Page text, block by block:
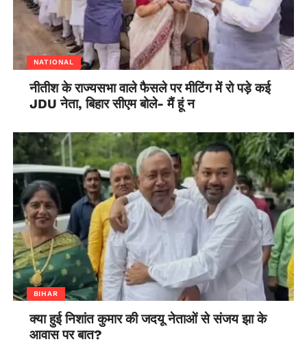
बंगाल में तीन, मणिपुर में दो और त्रिपुरा, जम्मू कश्मीर तथा छत्तीसगढ़ में
एक-एक सीट पर मतदान हुआ। पहले चरण में अरुणाचल प्रदेश में
विधानसभा की 60 और सिक्किम की 32 सीट के लिए भी एक साथ मतदान
हुआ। छत्तीसगढ़ के बस्तर में 56 गांवों के लोगों ने पहली बार अपने ही गांवों
में बनाए गए मतदान केंद्रों में वोट डाला।
NATIONAL
नीतीश के राज्यसभा वाले फैसले पर मीटिंग में रो पड़े कई
JDU नेता, बिहार सीएम बोले- मैं हूं न
BIHAR
क्या हुई निशांत कुमार की जदयू नेताओं से संजय झा के
आवास पर बात?